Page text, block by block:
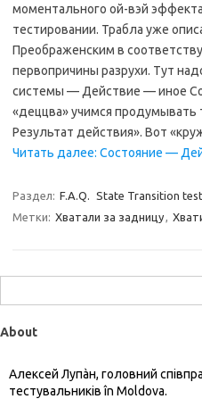
моментального ой-вэй
тестировании. Трабла уже
Преображенским в
первопричины разрухи. Тут
системы — Действие — иное
«деццва» учимся
Результат действия». Вот
Читать далее: Состояние —
Раздел: F.A.Q. State Transition
Метки: Хватали за задницу,
About
Алексей Лупàн, головний
тестувальників în Moldova.